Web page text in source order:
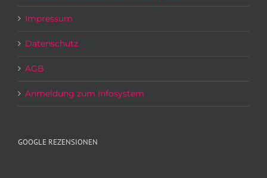
Impressum
Datenschutz
AGB
Anmeldung zum Infosystem
GOOGLE REZENSIONEN